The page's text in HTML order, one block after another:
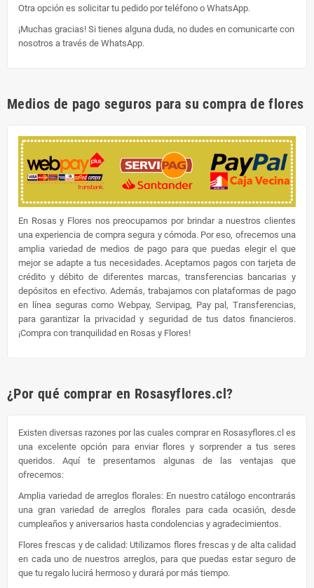
Otra opción es solicitar tu pedido por teléfono o WhatsApp.
¡Muchas gracias! Si tienes alguna duda, no dudes en comunicarte con
nosotros a través de WhatsApp.
Medios de pago seguros para su compra de flores
En Rosas y Flores nos preocupamos por brindar a nuestros clientes
una experiencia de compra segura y cómoda. Por eso, ofrecemos una
amplia variedad de medios de pago para que puedas elegir el que
mejor se adapte a tus necesidades. Aceptamos pagos con tarjeta de
crédito y débito de diferentes marcas, transferencias bancarias y
depósitos en efectivo. Además, trabajamos con plataformas de pago
en línea seguras como Webpay, Servipag, Pay pal, Transferencias,
para garantizar la privacidad y seguridad de tus datos financieros.
¡Compra con tranquilidad en Rosas y Flores!
¿Por qué comprar en Rosasyflores.cl?
Existen diversas razones por las cuales comprar en Rosasyflores.cl es
una excelente opción para enviar flores y sorprender a tus seres
queridos. Aquí te presentamos algunas de las ventajas que
ofrecemos:
Amplia variedad de arreglos florales: En nuestro catálogo encontrarás
una gran variedad de arreglos florales para cada ocasión, desde
cumpleaños y aniversarios hasta condolencias y agradecimientos.
Flores frescas y de calidad: Utilizamos flores frescas y de alta calidad
en cada uno de nuestros arreglos, para que puedas estar seguro de
que tu regalo lucirá hermoso y durará por más tiempo.